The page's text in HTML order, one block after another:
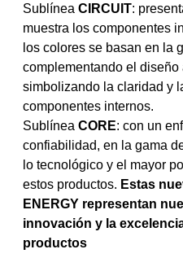
Sublínea CIRCUIT:
muestra los componentes
los colores se basan en la
complementando el
simbolizando la claridad y
componentes internos.
Sublínea CORE: con un
confiabilidad, en la gama
lo tecnológico y el mayor
estos productos. Estas
ENERGY representan
innovación y la
productos